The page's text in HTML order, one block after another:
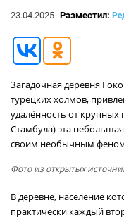
23.04.2025 Разместил:
Загадочная деревня
турецких холмов,
удалённость от крупных
Стамбула) эта
своим необычным
Фото из открытых
В деревне, население
практически каждый